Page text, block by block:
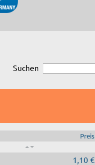
Suchen
Preis
1,10 €